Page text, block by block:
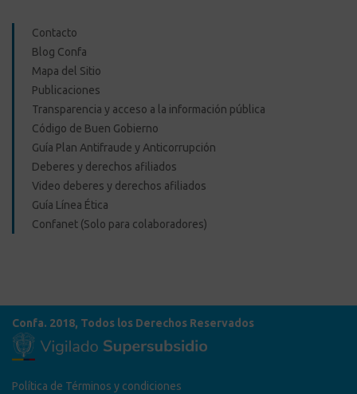
Contacto
Blog Confa
Mapa del Sitio
Publicaciones
Transparencia y acceso a la información pública
Código de Buen Gobierno
Guía Plan Antifraude y Anticorrupción
Deberes y derechos afiliados
Video deberes y derechos afiliados
Guía Línea Ética
Confanet (Solo para colaboradores)
Confa. 2018, Todos los Derechos Reservados
Política de Términos y condiciones